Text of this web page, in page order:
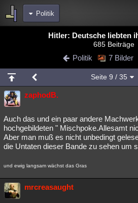
Politik
Blogs
Chat Wiki Neuigkeiten
meine Rubriken
Menschen Wissenschaft
Spiritualität Verschwörungen
Natur Umfragen Unterhaltung
Philosophie Träume
Astronomie Helpdesk
Hitler: Deutsche liebten
685 Beiträge
Politik 7 Bilder
Seite 9 / 35
zaphodB.
Auch das und ein paar andere
hochgebildeten " Mischpoke.Allesamt
Aber man muß es nicht unbedingt
die Untaten dieser Bande zu sehen um
und ewig langsam wächst das Gras
mrcreasaught